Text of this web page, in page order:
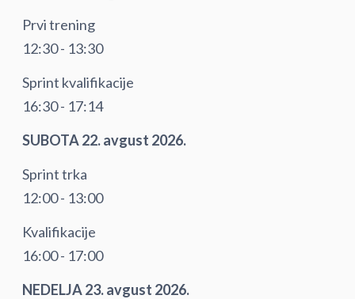
Prvi trening
12:30 - 13:30
Sprint kvalifikacije
16:30 - 17:14
SUBOTA 22. avgust 2026.
Sprint trka
12:00 - 13:00
Kvalifikacije
16:00 - 17:00
NEDELJA 23. avgust 2026.